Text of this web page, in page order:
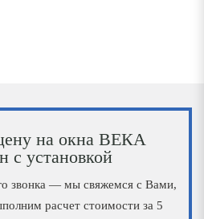
на окна ВЕКА
с установкой
звонка — мы свяжемся с Вами,
расчет стоимости за 5